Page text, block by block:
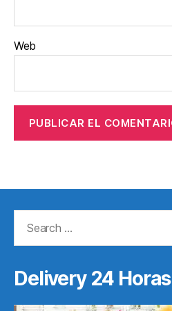
Web
Delivery 24 Horas